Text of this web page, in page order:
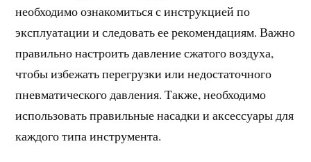
необходимо ознакомиться с инструкцией по
эксплуатации и следовать ее рекомендациям. Важно
правильно настроить давление сжатого воздуха,
чтобы избежать перегрузки или недостаточного
пневматического давления. Также, необходимо
использовать правильные насадки и аксессуары для
каждого типа инструмента.